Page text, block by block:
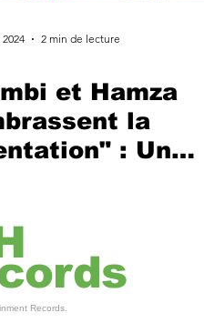
2 min de lecture
et Hamza
la
: Un
Records.